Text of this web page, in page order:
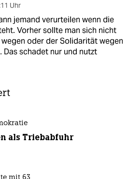
Uhr
jemand verurteilen wenn die
Vorher sollte man sich nicht
oder der Solidarität wegen
Das schadet nur und nutzt
als Triebabfuhr